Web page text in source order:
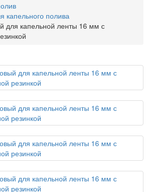
капельного полива
для капельной ленты 16 мм с